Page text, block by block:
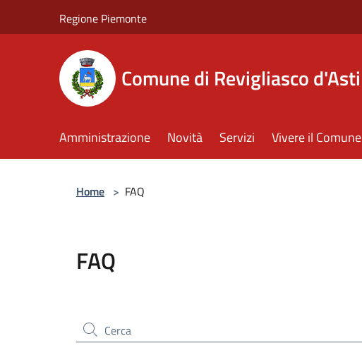
Regione Piemonte
Comune di Revigliasco d'Asti
Amministrazione Novità Servizi Vivere il Comune
Home > FAQ
FAQ
Cerca nel sito